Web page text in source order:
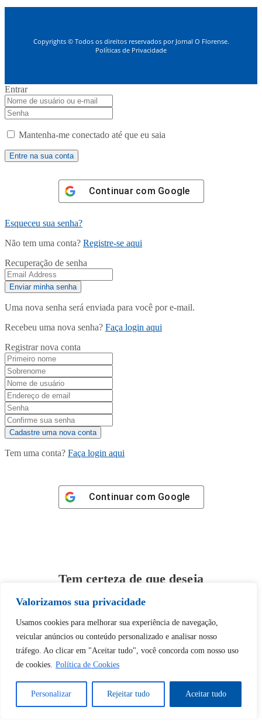
Valorizamos sua privacidade
Usamos cookies para melhorar sua experiência de navegação,
veicular anúncios ou conteúdo personalizado e analisar nosso
tráfego. Ao clicar em "Aceitar tudo", você concorda com nosso uso
de cookies. Política de Cookies
Personalizar Rejeitar tudo Aceitar tudo
Copyrights © Todos os direitos reservados por Jornal O Florense.
Políticas de Privacidade
Entrar
Mantenha-me conectado até que eu saia
Continuar com Google
Esqueceu sua senha?
Não tem uma conta? Registre-se aqui
Recuperação de senha
Uma nova senha será enviada para você por e-mail.
Recebeu uma nova senha? Faça login aqui
Registrar nova conta
Tem uma conta? Faça login aqui
Continuar com Google
Tem certeza de que deseja
Desbloquear esquerda : 0
Sim